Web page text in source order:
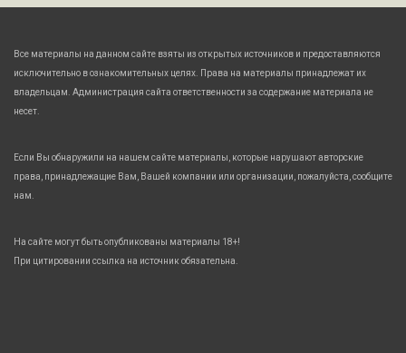
Все материалы на данном сайте взяты из открытых источников и предоставляются
исключительно в ознакомительных целях. Права на материалы принадлежат их
владельцам. Администрация сайта ответственности за содержание материала не
несет.
Если Вы обнаружили на нашем сайте материалы, которые нарушают авторские
права, принадлежащие Вам, Вашей компании или организации, пожалуйста, сообщите
нам.
На сайте могут быть опубликованы материалы 18+!
При цитировании ссылка на источник обязательна.